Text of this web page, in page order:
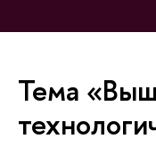
Тема